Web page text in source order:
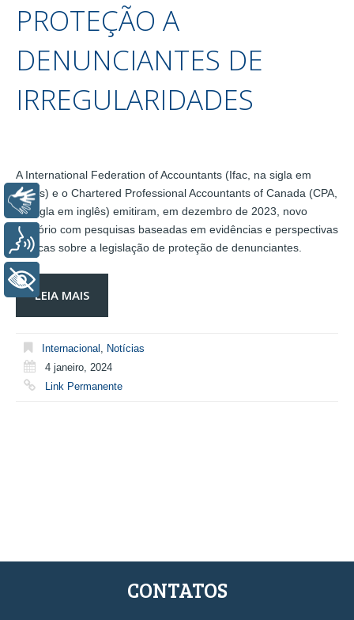
PROTEÇÃO A
DENUNCIANTES DE
IRREGULARIDADES
A International Federation of Accountants (Ifac, na sigla em
inglês) e o Chartered Professional Accountants of Canada (CPA,
na sigla em inglês) emitiram, em dezembro de 2023, novo
relatório com pesquisas baseadas em evidências e perspectivas
práticas sobre a legislação de proteção de denunciantes.
LEIA MAIS
Internacional , Notícias
4 janeiro, 2024
Link Permanente
CONTATOS
Libras